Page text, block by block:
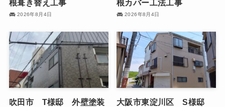
根葺き替え工事
2026年8月4日
根カバー工法工事
2026年8月4日
吹田市 T様邸 外壁塗装
大阪市東淀川区 S様邸